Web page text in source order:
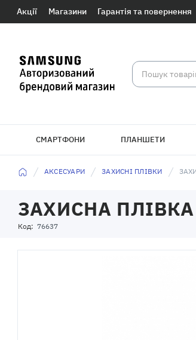
Акції Магазини Гарантія та повернення
СМАРТФОНИ ПЛАНШЕТИ
АКСЕСУАРИ ЗАХИСНІ ПЛІВКИ
ЗАХИСНА ПЛІВКА
Код: 76637